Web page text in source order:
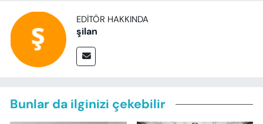
EDITÖR HAKKINDA
şilan
Bunlar da ilginizi çekebilir